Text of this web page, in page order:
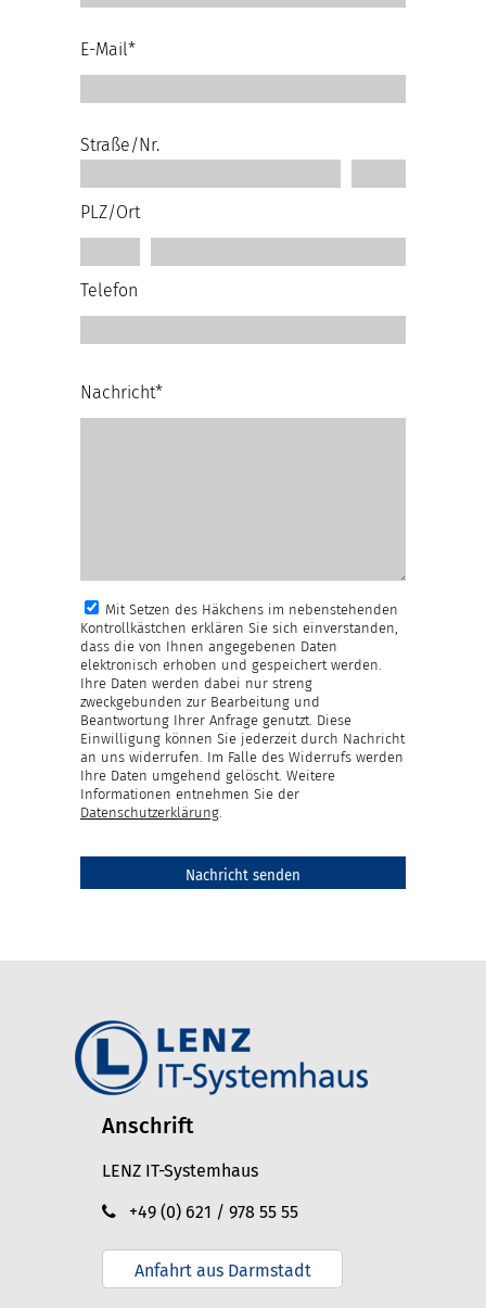
E-Mail*
Straße/Nr.
PLZ/Ort
Telefon
Nachricht*
Mit Setzen des Häkchens im nebenstehenden
Kontrollkästchen erklären Sie sich einverstanden,
dass die von Ihnen angegebenen Daten
elektronisch erhoben und gespeichert werden.
Ihre Daten werden dabei nur streng
zweckgebunden zur Bearbeitung und
Beantwortung Ihrer Anfrage genutzt. Diese
Einwilligung können Sie jederzeit durch Nachricht
an uns widerrufen. Im Falle des Widerrufs werden
Ihre Daten umgehend gelöscht. Weitere
Informationen entnehmen Sie der
Datenschutzerklärung
Anschrift
LENZ IT-Systemhaus
+49 (0) 621 / 978 55 55
Anfahrt aus Darmstadt